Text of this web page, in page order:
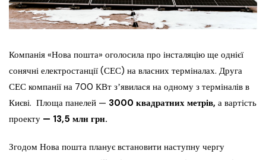
Компанія «Нова пошта» оголосила про інсталяцію ще однієї
сонячні електростанції (СЕС) на власних терміналах. Друга
СЕС компанії на 700 КВт зʼявилася на одному з терміналів в
Києві. Площа панелей — 3000 квадратних метрів, а вартість
проекту — 13,5 млн грн.
Згодом Нова пошта планує встановити наступну чергу